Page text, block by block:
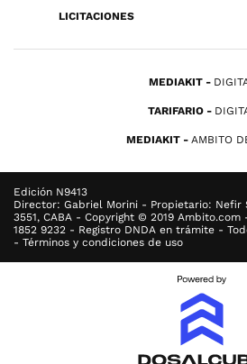
LICITACIONES
MEDIAKIT
TARIFARIO
MEDIAKIT AMBITO
Edición N9413
Director: Gabriel Morini - Propietario: Nefir
3551, CABA - Copyright © 2019
1852 9232 - Registro DNDA en trámite -
- Términos y condiciones de uso